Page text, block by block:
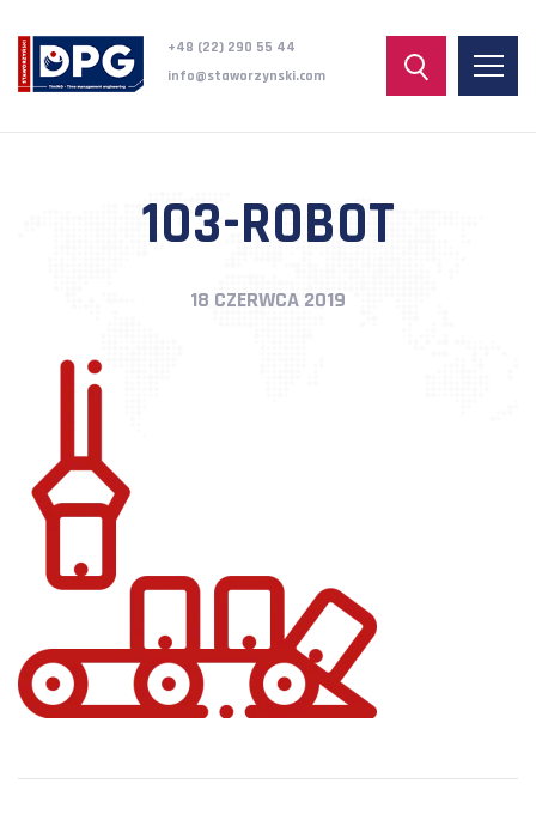
+48 (22) 290 55 44
info@staworzynski.com
103-ROBOT
18 CZERWCA 2019